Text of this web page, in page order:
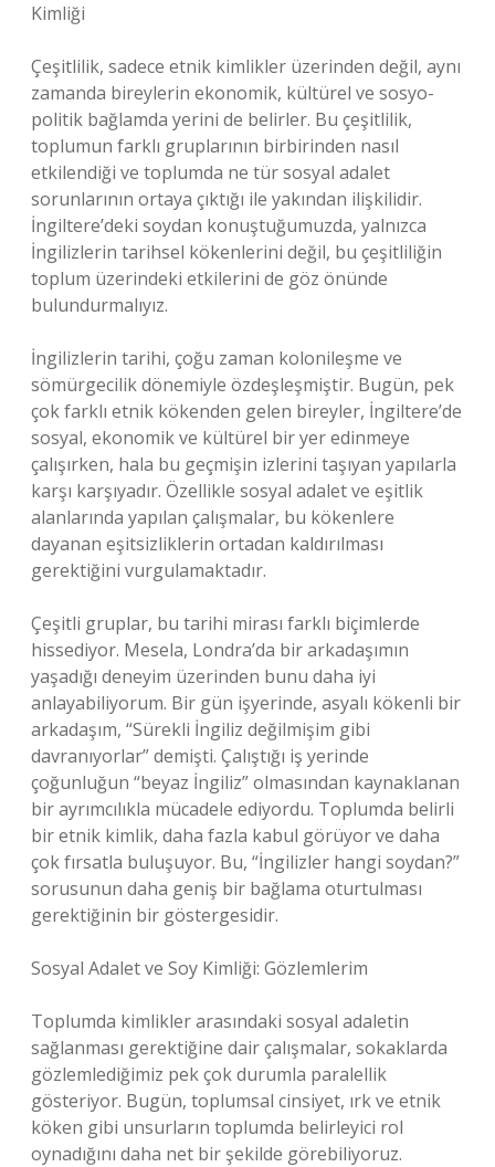
Kimliği
Çeşitlilik, sadece etnik kimlikler üzerinden değil, aynı
zamanda bireylerin ekonomik, kültürel ve sosyo-
politik bağlamda yerini de belirler. Bu çeşitlilik,
toplumun farklı gruplarının birbirinden nasıl
etkilendiği ve toplumda ne tür sosyal adalet
sorunlarının ortaya çıktığı ile yakından ilişkilidir.
İngiltere’deki soydan konuştuğumuzda, yalnızca
İngilizlerin tarihsel kökenlerini değil, bu çeşitliliğin
toplum üzerindeki etkilerini de göz önünde
bulundurmalıyız.
İngilizlerin tarihi, çoğu zaman kolonileşme ve
sömürgecilik dönemiyle özdeşleşmiştir. Bugün, pek
çok farklı etnik kökenden gelen bireyler, İngiltere’de
sosyal, ekonomik ve kültürel bir yer edinmeye
çalışırken, hala bu geçmişin izlerini taşıyan yapılarla
karşı karşıyadır. Özellikle sosyal adalet ve eşitlik
alanlarında yapılan çalışmalar, bu kökenlere
dayanan eşitsizliklerin ortadan kaldırılması
gerektiğini vurgulamaktadır.
Çeşitli gruplar, bu tarihi mirası farklı biçimlerde
hissediyor. Mesela, Londra’da bir arkadaşımın
yaşadığı deneyim üzerinden bunu daha iyi
anlayabiliyorum. Bir gün işyerinde, asyalı kökenli bir
arkadaşım, “Sürekli İngiliz değilmişim gibi
davranıyorlar” demişti. Çalıştığı iş yerinde
çoğunluğun “beyaz İngiliz” olmasından kaynaklanan
bir ayrımcılıkla mücadele ediyordu. Toplumda belirli
bir etnik kimlik, daha fazla kabul görüyor ve daha
çok fırsatla buluşuyor. Bu, “İngilizler hangi soydan?”
sorusunun daha geniş bir bağlama oturtulması
gerektiğinin bir göstergesidir.
Sosyal Adalet ve Soy Kimliği: Gözlemlerim
Toplumda kimlikler arasındaki sosyal adaletin
sağlanması gerektiğine dair çalışmalar, sokaklarda
gözlemlediğimiz pek çok durumla paralellik
gösteriyor. Bugün, toplumsal cinsiyet, ırk ve etnik
köken gibi unsurların toplumda belirleyici rol
oynadığını daha net bir şekilde görebiliyoruz.